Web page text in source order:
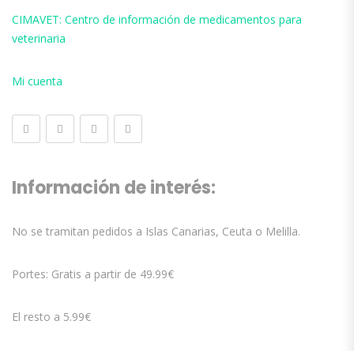
CIMAVET: Centro de información de medicamentos para
veterinaria
Mi cuenta
Información de interés:
No se tramitan pedidos a Islas Canarias, Ceuta o Melilla.
Portes: Gratis a partir de 49.99€
El resto a 5.99€